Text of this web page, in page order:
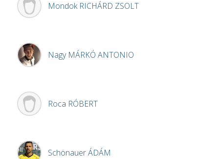
Mondok RICHÁRD ZSOLT
Nagy MÁRKÓ ANTONIO
Roca RÓBERT
SchönauerÁDÁM